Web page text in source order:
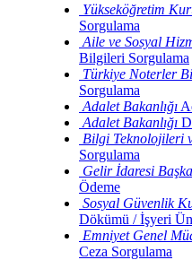
Yükseköğretim
Sorgulama
Aile ve Sosyal
Bilgileri Sorgulama
Türkiye Noterler
Sorgulama
Adalet Bakanlığı
Adalet Bakanlığı
Bilgi Teknolojileri
Sorgulama
Gelir İdaresi
Ödeme
Sosyal Güvenlik
Dökümü / İşyeri
Emniyet Genel
Ceza Sorgulama